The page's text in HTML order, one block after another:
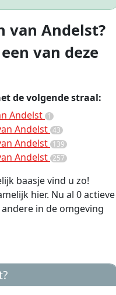
van Andelst?
van deze
de volgende straal:
Andelst 1
Andelst 43
Andelst 139
Andelst 257
baasje vind u zo!
hier. Nu al 0 actieve
in de omgeving